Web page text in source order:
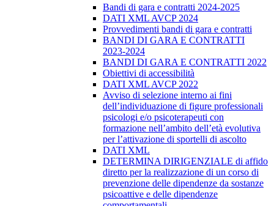
Bandi di gara e contratti 2024-2025
DATI XML AVCP 2024
Provvedimenti bandi di gara e contratti
BANDI DI GARA E CONTRATTI
2023-2024
BANDI DI GARA E CONTRATTI 2022
Obiettivi di accessibilità
DATI XML AVCP 2022
Avviso di selezione interno ai fini
dell’individuazione di figure professionali
psicologi e/o psicoterapeuti con
formazione nell’ambito dell’età evolutiva
per l’attivazione di sportelli di ascolto
DATI XML
DETERMINA DIRIGENZIALE di affido
diretto per la realizzazione di un corso di
prevenzione delle dipendenze da sostanze
psicoattive e delle dipendenze